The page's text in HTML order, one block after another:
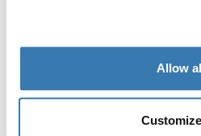
Allow
Customize
Toggle overview